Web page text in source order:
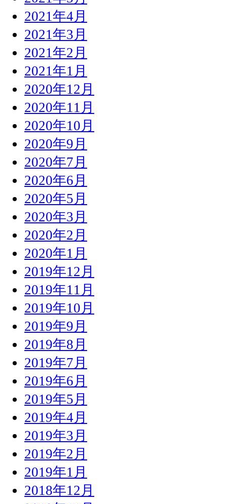
2021年4月
2021年3月
2021年2月
2021年1月
2020年12月
2020年11月
2020年10月
2020年9月
2020年7月
2020年6月
2020年5月
2020年3月
2020年2月
2020年1月
2019年12月
2019年11月
2019年10月
2019年9月
2019年8月
2019年7月
2019年6月
2019年5月
2019年4月
2019年3月
2019年2月
2019年1月
2018年12月